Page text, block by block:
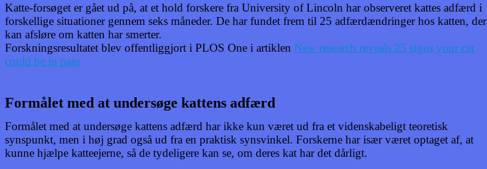
Katte-forsøget er gået ud på, at et hold forskere fra University of Lincoln har observeret kattes adfærd i
forskellige situationer gennem seks måneder. De har fundet frem til 25 adfærdændringer hos katten, der
kan afsløre om katten har smerter.
Forskningsresultatet blev offentliggjort i PLOS One i artiklen New research reveals 25 signs your cat
could be in pain
Formålet med at undersøge kattens adfærd
Formålet med at undersøge kattens adfærd har ikke kun været ud fra et videnskabeligt teoretisk
synspunkt, men i høj grad også ud fra en praktisk synsvinkel. Forskerne har især været optaget af, at
kunne hjælpe katteejerne, så de tydeligere kan se, om deres kat har det dårligt.